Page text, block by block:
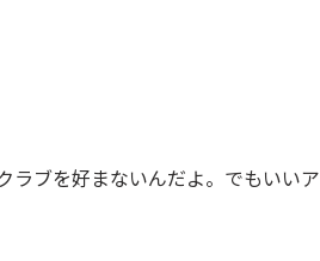
ラブを好まないんだよ。でもいいア